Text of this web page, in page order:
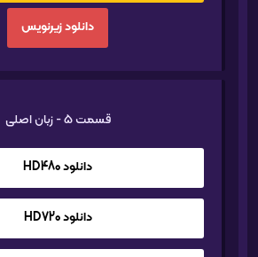
دانلود زیرنویس
قسمت 5 - زبان اصلی
دانلود HD480
دانلود HD720